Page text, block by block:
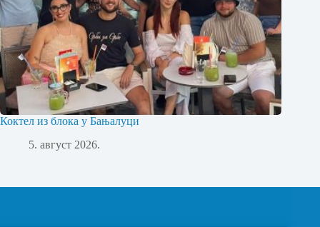
Коктел из блока у Бањалуци
5. август 2026.